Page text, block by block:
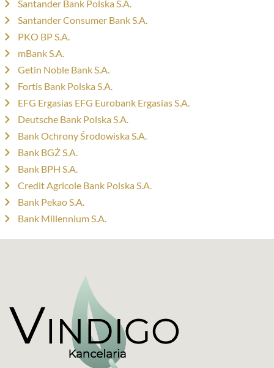
Santander Bank Polska S.A.
Santander Consumer Bank S.A.
PKO BP S.A.
mBank S.A.
Getin Noble Bank S.A.
Fortis Bank Polska S.A.
EFG Ergasias EFG Eurobank Ergasias S.A.
Deutsche Bank Polska S.A.
Bank Ochrony Środowiska S.A.
Bank BGŻ S.A.
Bank BPH S.A.
Credit Agricole Bank Polska S.A.
Bank Pekao S.A.
Bank Millennium S.A.